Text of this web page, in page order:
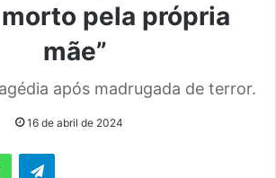
pela própria
mãe”
após madrugada de terror.
16 de abril de 2024
WhatsAppTelegram